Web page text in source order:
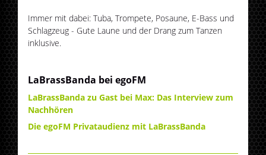
Immer mit dabei: Tuba, Trompete, Posaune, E-Bass und
Schlagzeug - Gute Laune und der Drang zum Tanzen
inklusive.
LaBrassBanda bei egoFM
LaBrassBanda zu Gast bei Max: Das Interview zum
Nachhören
Die egoFM Privataudienz mit LaBrassBanda